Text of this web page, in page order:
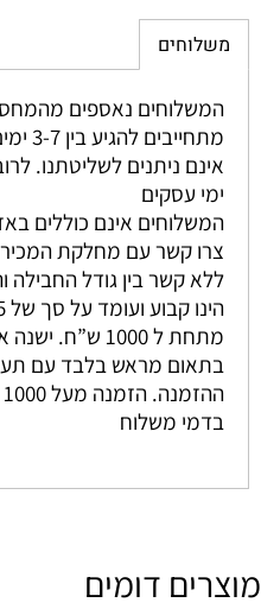
משלוחים
המשלוחים נאספים מהמחסן
ימי עסקים
המשלוחים אינם כוללים
צרו קשר עם מחלקת המכירות 073-
ללא קשר בין גודל
מתחת ל 1000
בתאום מראש בלבד עם
בדמי משלוח
מוצרים דומים